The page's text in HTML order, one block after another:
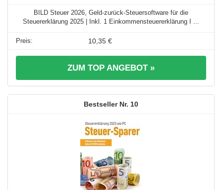
BILD Steuer 2026, Geld-zurück-Steuersoftware für die
Steuererklärung 2025 | Inkl. 1 Einkommensteuererklärung I ...
10,35 €
ZUM TOP ANGEBOT »
10